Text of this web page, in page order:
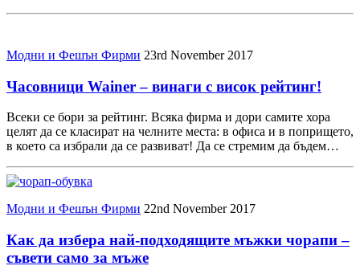
Модни и Фешън Фирми 23rd November 2017
Часовници Wainer – винаги с висок рейтинг!
Всеки се бори за рейтинг. Всяка фирма и дори самите хора
целят да се класират на челните места: в офиса и в попрището,
в което са избрали да се развиват! Да се стремим да бъдем…
Модни и Фешън Фирми 22nd November 2017
Как да избера най-подходящите мъжки чорапи –
съвети само за мъже